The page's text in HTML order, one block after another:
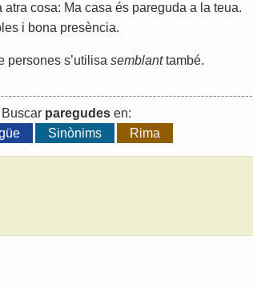
atra cosa: Ma casa és pareguda a la teua.
i bona presència.
persones s’utilisa semblanttambé.
Buscar paregudes en:
Sinònims Rima